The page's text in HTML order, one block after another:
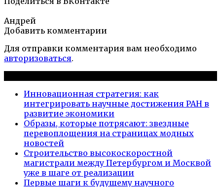
Андрей
Добавить комментарии
Для отправки комментария вам необходимо
авторизоваться.
Инновационная стратегия: как
интегрировать научные достижения РАН в
развитие экономики
Образы, которые потрясают: звездные
перевоплощения на страницах модных
новостей
Строительство высокоскоростной
магистрали между Петербургом и Москвой
уже в шаге от реализации
Первые шаги к будущему научного